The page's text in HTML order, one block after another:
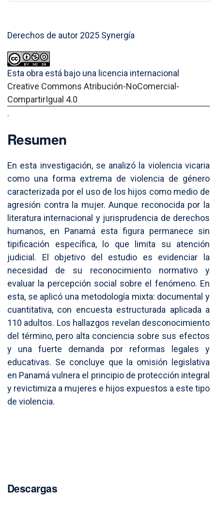
Derechos de autor 2025 Synergía
Esta obra está bajo una licencia internacional
Creative Commons Atribución-NoComercial-
CompartirIgual 4.0
.
Resumen
En esta investigación, se analizó la violencia vicaria
como una forma extrema de violencia de género
caracterizada por el uso de los hijos como medio de
agresión contra la mujer. Aunque reconocida por la
literatura internacional y jurisprudencia de derechos
humanos, en Panamá esta figura permanece sin
tipificación específica, lo que limita su atención
judicial. El objetivo del estudio es evidenciar la
necesidad de su reconocimiento normativo y
evaluar la percepción social sobre el fenómeno. En
esta, se aplicó una metodología mixta: documental y
cuantitativa, con encuesta estructurada aplicada a
110 adultos. Los hallazgos revelan desconocimiento
del término, pero alta conciencia sobre sus efectos
y una fuerte demanda por reformas legales y
educativas. Se concluye que la omisión legislativa
en Panamá vulnera el principio de protección integral
y revictimiza a mujeres e hijos expuestos a este tipo
de violencia.
Descargas